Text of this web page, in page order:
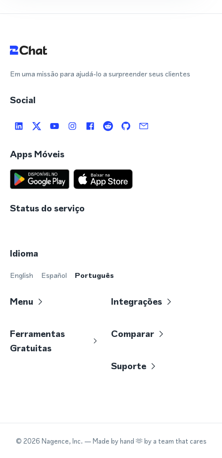
Em uma missão para ajudá-lo a surpreender seus clientes
Social
Apps Móveis
Status do serviço
Idioma
English Español Português
Menu Integrações
Ferramentas
Gratuitas
Comparar
Suporte
© 2026 Nagence, Inc. — Made by hand 🫶 by a team that cares